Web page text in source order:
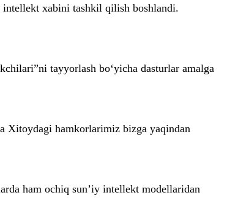
xabini tashkil qilish boshlandi.
tayyorlash bo‘yicha dasturlar amalga
Xitoydagi hamkorlarimiz bizga yaqindan
ham ochiq sun’iy intellekt modellaridan